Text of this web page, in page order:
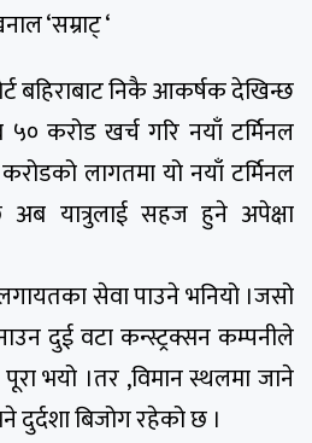
‘सम्राट् ‘
बहिराबाट निकै आकर्षक देखिन्छ
करोड खर्च गरि नयाँ टर्मिनल
लागतमा यो नयाँ टर्मिनल
अब यात्रुलाई सहज हुने अपेक्षा
लगायतका सेवा पाउने भनियो ।जसो
दुई वटा कन्स्ट्रक्सन कम्पनीले
भयो ।तर ,विमान स्थलमा जाने
दुर्दशा बिजोग रहेको छ ।